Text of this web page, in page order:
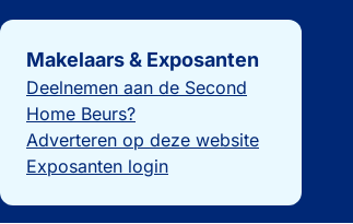
Belangrijke links
Makelaars & Exposanten
Deelnemen aan de Second
Home Beurs?
Adverteren op deze website
Exposanten login